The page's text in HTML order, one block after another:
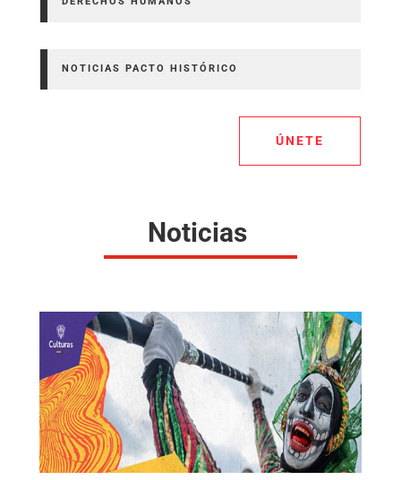
NOTICIAS PACTO HISTÓRICO
ÚNETE
Noticias